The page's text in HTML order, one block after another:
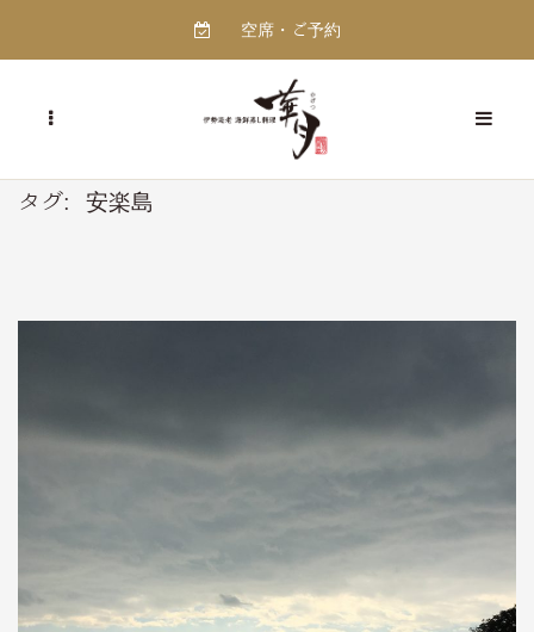
空席・ご予約
タグ: 安楽島